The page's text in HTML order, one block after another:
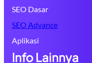
SEO Dasar
SEO Advance
Aplikasi
Info Lainnya